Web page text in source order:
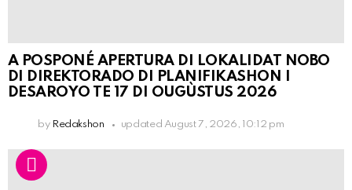
A POSPONÉ APERTURA DI LOKALIDAT NOBO
DI DIREKTORADO DI PLANIFIKASHON I
DESAROYO TE 17 DI OUGÙSTUS 2026
by Redakshon updated August 7, 2026, 10:12 pm